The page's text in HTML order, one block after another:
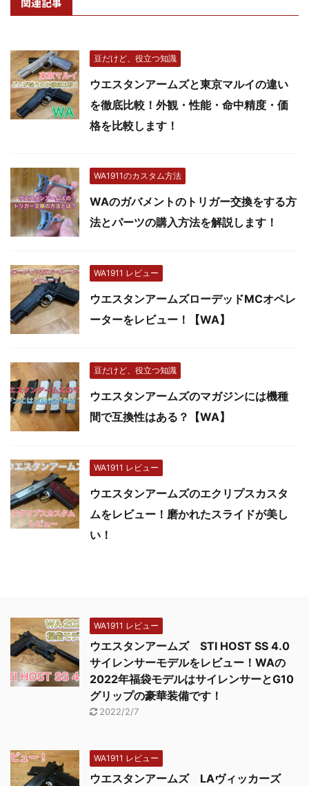
豆だけど、役立つ知識
ウエスタンアームズと東京マルイの違い
を徹底比較！外観・性能・命中精度・価
格を比較します！
WA1911のカスタム方法
WAのガバメントのトリガー交換をする方
法とパーツの購入方法を解説します！
WA1911 レビュー
ウエスタンアームズローデッドMCオペレ
ーターをレビュー！【WA】
豆だけど、役立つ知識
ウエスタンアームズのマガジンには機種
間で互換性はある？【WA】
WA1911 レビュー
ウエスタンアームズのエクリプスカスタ
ムをレビュー！磨かれたスライドが美し
い！
WA1911 レビュー
ウエスタンアームズ STI HOST SS 4.0
サイレンサーモデルをレビュー！WAの
2022年福袋モデルはサイレンサーとG10
グリップの豪華装備です！
2022/2/7
WA1911 レビュー
ウエスタンアームズ LAヴィッカーズ